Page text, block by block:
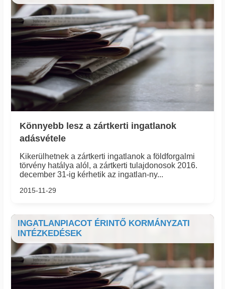
Könnyebb lesz a zártkerti ingatlanok
adásvétele
Kikerülhetnek a zártkerti ingatlanok a földforgalmi
törvény hatálya alól, a zártkerti tulajdonosok 2016.
december 31-ig kérhetik az ingatlan-ny...
2015-11-29
INGATLANPIACOT ÉRINTŐ KORMÁNYZATI
INTÉZKEDÉSEK